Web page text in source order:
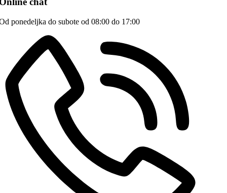
ponedeljka do subote od 08:00 do 17:00